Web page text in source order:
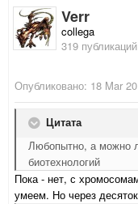
Verr
collega
319 публикаций
Опубликовано: 18 Mar
Цитата
Любопытно, а можно
биотехнологий
Пока - нет, с
умеем. Но через